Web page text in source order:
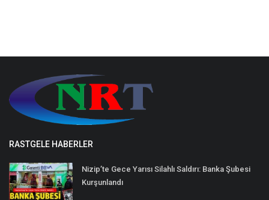
RASTGELE HABERLER
Nizip’te Gece Yarısı Silahlı Saldırı: Banka Şubesi
Kurşunlandı